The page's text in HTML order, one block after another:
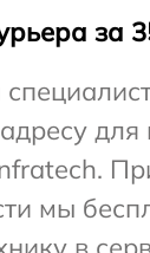
за
для
мы